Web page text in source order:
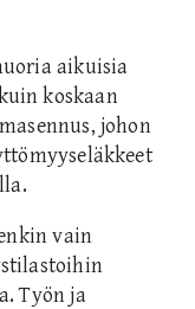
aikuisia
koskaan
johon
vain
Työn ja